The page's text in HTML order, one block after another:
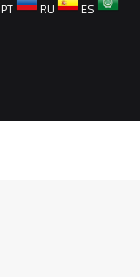
PT RU
ES